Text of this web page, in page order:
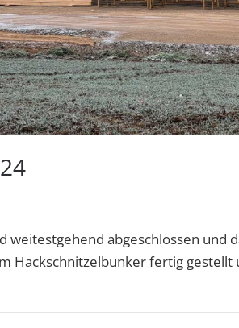
abgeschlossen und
Hackschnitzelbunker fertig